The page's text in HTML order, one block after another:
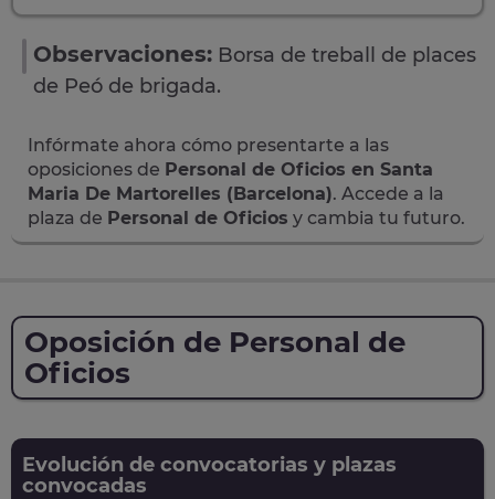
Observaciones: Borsa de treball de places
de Peó de brigada.
Infórmate ahora cómo presentarte a las
oposiciones de Personal de Oficios en Santa
Maria De Martorelles (Barcelona). Accede a la
plaza de Personal de Oficios y cambia tu futuro.
Oposición de Personal de
Oficios
Evolución de convocatorias y plazas
convocadas